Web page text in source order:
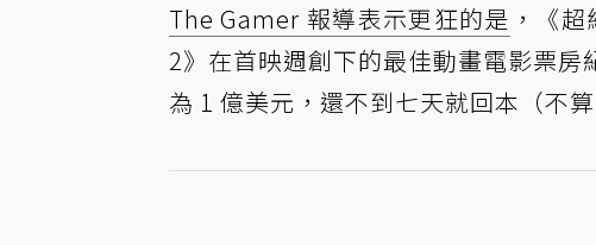
The Gamer 報導表示更狂的是 ，《
2》在首映週創下的最佳動畫電影票
為 1 億美元，還不到七天就回本（不